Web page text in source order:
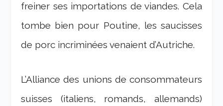
freiner ses importations de viandes. Cela
tombe bien pour Poutine, les saucisses
de porc incriminées venaient d’Autriche.
L’Alliance des unions de consommateurs
suisses (italiens, romands, allemands)